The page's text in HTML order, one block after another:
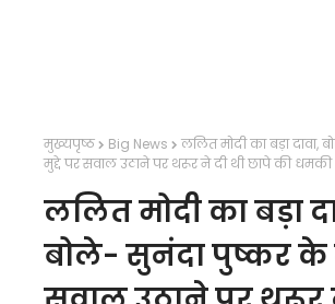
मुख्यपृष्ठ Big News
ललित मोदी का बड़ा
मुद्दे पर सवाल उठाने पर थरूर ने दी थी छापे की धमकी
ललित मोदी का बड़ा
बोले- सुनंदा पुष्कर के